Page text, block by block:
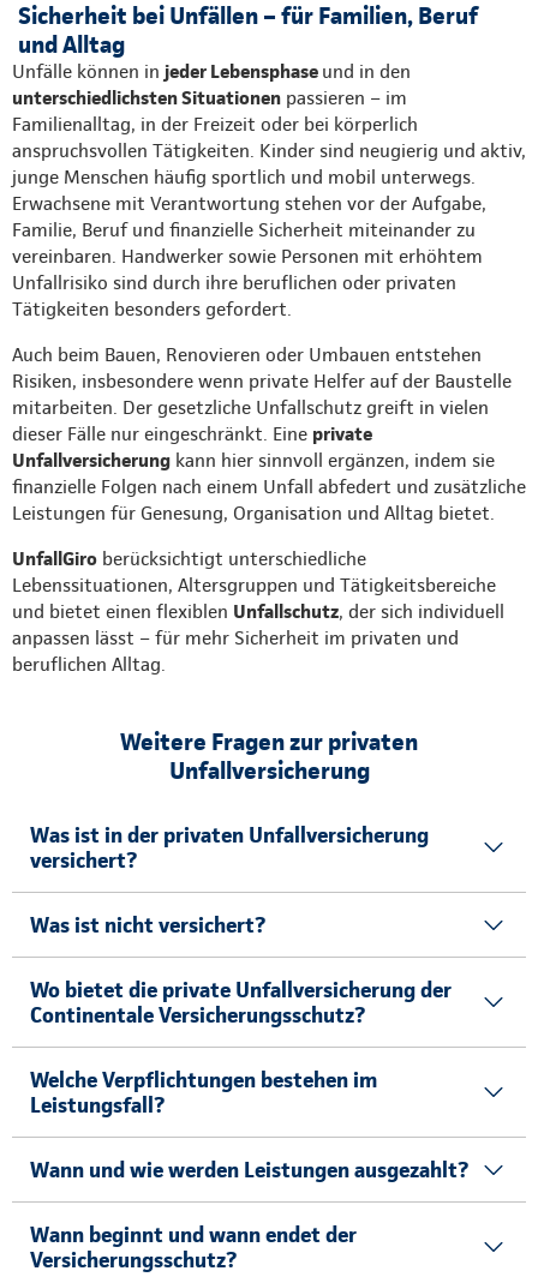
Sicherheit bei Unfällen – für Familien, Beruf
und Alltag
Unfälle können in jeder Lebensphase und in den
unterschiedlichsten Situationen passieren – im
Familienalltag, in der Freizeit oder bei körperlich
anspruchsvollen Tätigkeiten. Kinder sind neugierig und aktiv,
junge Menschen häufig sportlich und mobil unterwegs.
Erwachsene mit Verantwortung stehen vor der Aufgabe,
Familie, Beruf und finanzielle Sicherheit miteinander zu
vereinbaren. Handwerker sowie Personen mit erhöhtem
Unfallrisiko sind durch ihre beruflichen oder privaten
Tätigkeiten besonders gefordert.
Auch beim Bauen, Renovieren oder Umbauen entstehen
Risiken, insbesondere wenn private Helfer auf der Baustelle
mitarbeiten. Der gesetzliche Unfallschutz greift in vielen
dieser Fälle nur eingeschränkt. Eine private
Unfallversicherung kann hier sinnvoll ergänzen, indem sie
finanzielle Folgen nach einem Unfall abfedert und zusätzliche
Leistungen für Genesung, Organisation und Alltag bietet.
UnfallGiro berücksichtigt unterschiedliche
Lebenssituationen, Altersgruppen und Tätigkeitsbereiche
und bietet einen flexiblen Unfallschutz, der sich individuell
anpassen lässt – für mehr Sicherheit im privaten und
beruflichen Alltag.
Weitere Fragen zur privaten
Unfallversicherung
Was ist in der privaten Unfallversicherung
versichert?
Was ist nicht versichert?
Wo bietet die private Unfallversicherung der
Continentale Versicherungsschutz?
Welche Verpflichtungen bestehen im
Leistungsfall?
Wann und wie werden Leistungen ausgezahlt?
Wann beginnt und wann endet der
Versicherungsschutz?